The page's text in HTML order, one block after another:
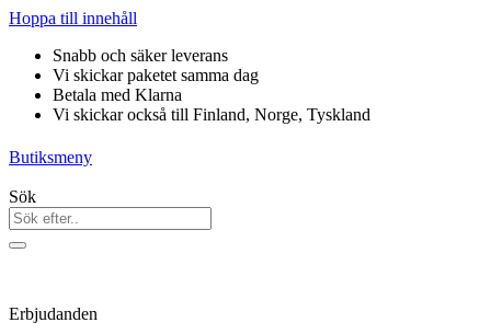
Hoppa till innehåll
Snabb och säker leverans
Vi skickar paketet samma dag
Betala med Klarna
Vi skickar också till Finland, Norge, Tyskland
Butiksmeny
Sök
Erbjudanden